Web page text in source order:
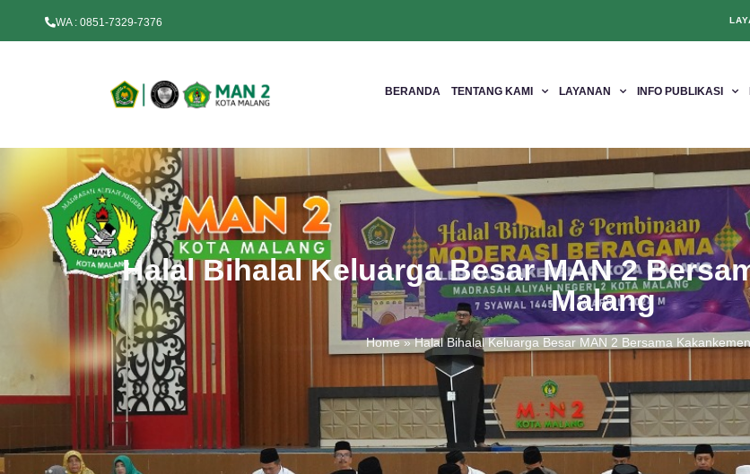
WA : 0851-7329-7376
BERANDA TENTANG KAMI LAYANAN INFO PUBLIKASI
Halal Bihalal Keluarga Besar MAN 2
Malang
Home»Halal Bihalal Keluarga Besar MAN 2 Bersama